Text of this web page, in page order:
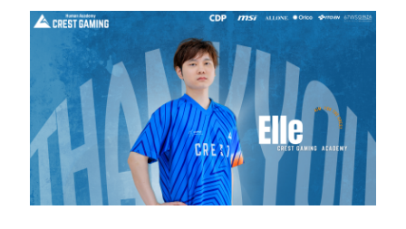
ACADEMY CREATOR
SCHEDULE / スケジュール